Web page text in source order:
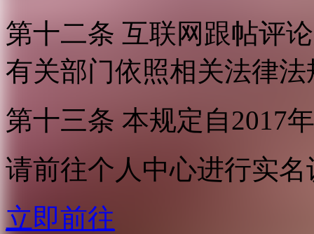
第十二条 互联网跟帖评
有关部门依照相关法律
第十三条 本规定自2017
请前往个人中心进行实名
立即前往